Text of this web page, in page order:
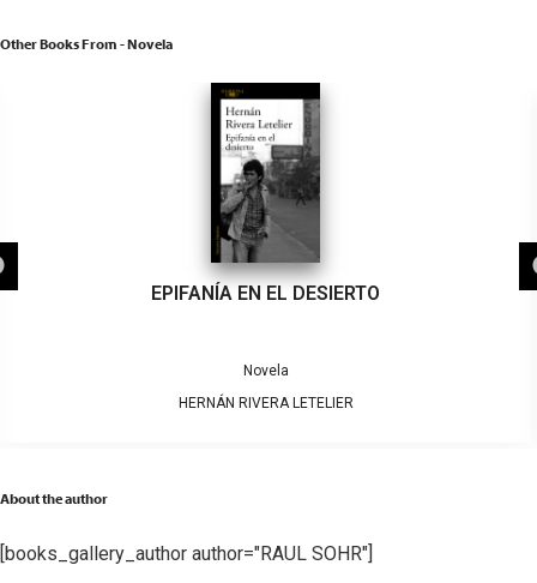
Other Books From - Novela
EPIFANÍA EN EL DESIERTO
Novela
HERNÁN RIVERA LETELIER
About the author
[books_gallery_author author="RAUL SOHR"]